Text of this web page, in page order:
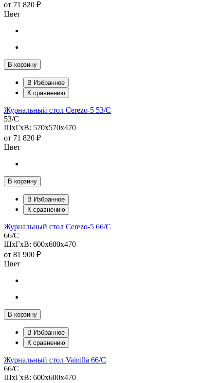
от 71 820 ₽
Цвет
В корзину
В Избранное
К сравнению
Журнальный стол Cerezo-5 53/С
53/С
ШхГхВ: 570х570х470
от 71 820 ₽
Цвет
В корзину
В Избранное
К сравнению
Журнальный стол Cerezo-5 66/С
66/С
ШхГхВ: 600х600х470
от 81 900 ₽
Цвет
В корзину
В Избранное
К сравнению
Журнальный стол Vainilla 66/С
66/С
ШхГхВ: 600х600х470